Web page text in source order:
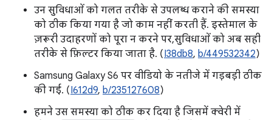
उन सुविधाओं को गलत तरीके से उपलब्ध कराने की समस्या
को ठीक किया गया है जो काम नहीं करती हैं. इस्तेमाल के
ज़रूरी उदाहरणों को पूरा न करने पर, सुविधाओं को अब सही
तरीके से फ़िल्टर किया जाता है. (I38db8, b/449532342)
Samsung Galaxy S6 पर वीडियो के नतीजे में गड़बड़ी ठीक
की गई. (I612d9, b/235127608)
हमने उस समस्या को ठीक कर दिया है जिसमें क्वेरी में